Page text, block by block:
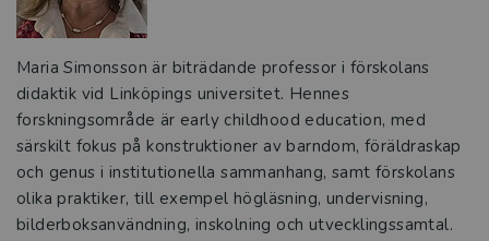
Maria Simonsson är biträdande professor i förskolans
didaktik vid Linköpings universitet. Hennes
forskningsområde är early childhood education, med
särskilt fokus på konstruktioner av barndom, föräldraskap
och genus i institutionella sammanhang, samt förskolans
olika praktiker, till exempel högläsning, undervisning,
bilderboksanvändning, inskolning och utvecklingssamtal.